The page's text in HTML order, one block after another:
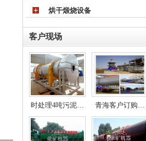
烘干煅烧设备
客户现场
时处理4吨污泥… 青海客户订购…